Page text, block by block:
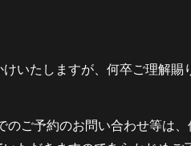
いたしますが、何卒ご理解賜
のご予約のお問い合わせ等は